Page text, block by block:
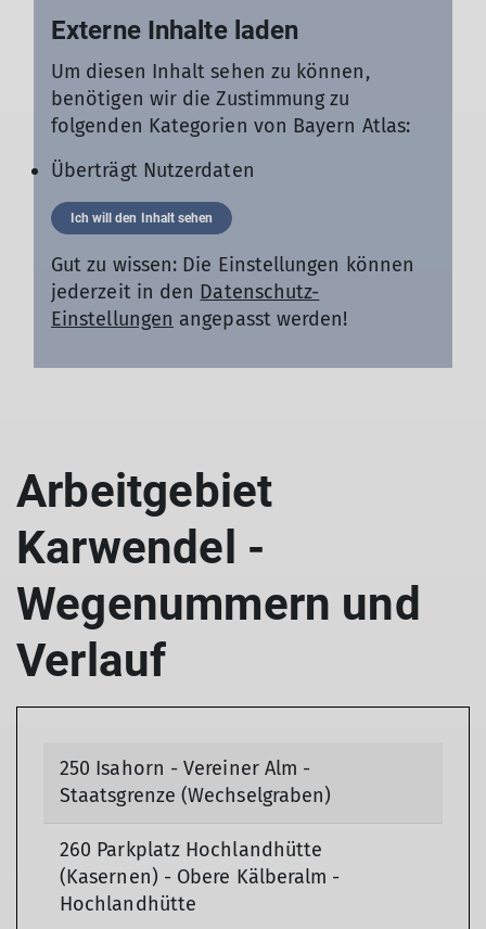
Externe Inhalte laden
Um diesen Inhalt sehen zu können,
benötigen wir die Zustimmung zu
folgenden Kategorien von Bayern Atlas:
Überträgt Nutzerdaten
Ich will den Inhalt sehen
Gut zu wissen: Die Einstellungen können
jederzeit in den Datenschutz-
Einstellungen angepasst werden!
Arbeitgebiet
Karwendel -
Wegenummern und
Verlauf
250 Isahorn - Vereiner Alm -
Staatsgrenze (Wechselgraben)
260 Parkplatz Hochlandhütte
(Kasernen) - Obere Kälberalm -
Hochlandhütte